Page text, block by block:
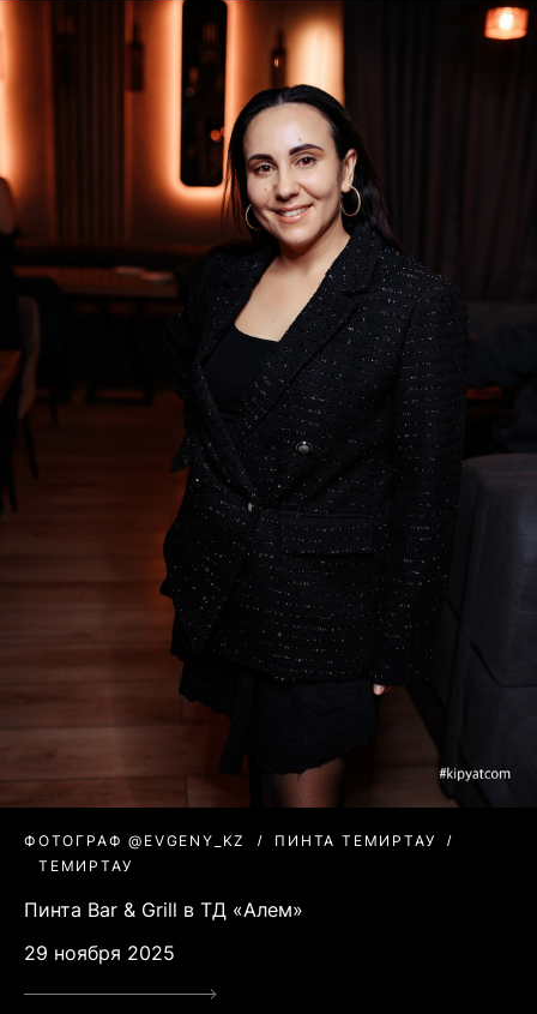
ФОТОГРАФ @EVGENY_KZ
ПИНТА ТЕМИРТАУ
ТЕМИРТАУ
Пинта Bar & Grill в ТД «Алем»
29 ноября 2025